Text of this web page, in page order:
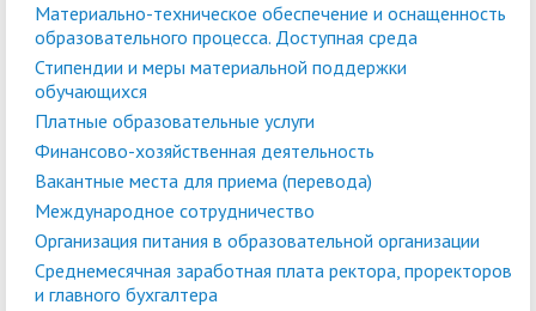
Материально-техническое обеспечение и оснащенность
образовательного процесса. Доступная среда
Стипендии и меры материальной поддержки
обучающихся
Платные образовательные услуги
Финансово-хозяйственная деятельность
Вакантные места для приема (перевода)
Международное сотрудничество
Организация питания в образовательной организации
Среднемесячная заработная плата ректора, проректоров
и главного бухгалтера